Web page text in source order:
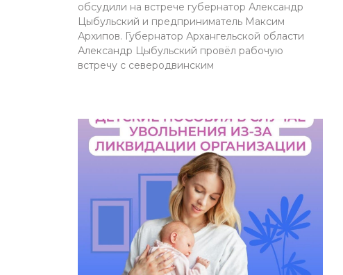
обсудили на встрече губернатор Александр
Цыбульский и предприниматель Максим
Архипов. Губернатор Архангельской области
Александр Цыбульский провёл рабочую
встречу с северодвинским